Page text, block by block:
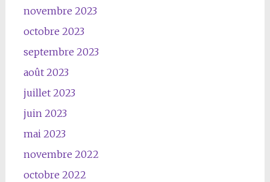
novembre 2023
octobre 2023
septembre 2023
août 2023
juillet 2023
juin 2023
mai 2023
novembre 2022
octobre 2022